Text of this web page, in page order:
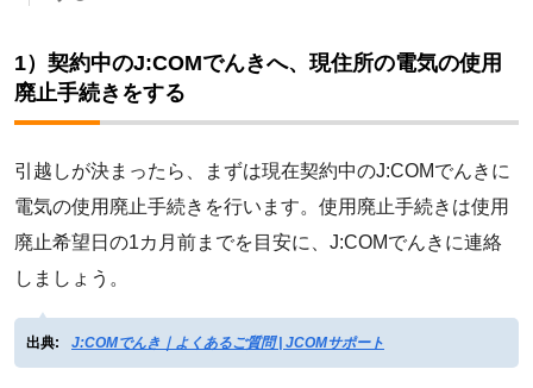
1）契約中のJ:COMでんきへ、現住所の電気の使用
廃止手続きをする
引越しが決まったら、まずは現在契約中のJ:COMでんきに
電気の使用廃止手続きを行います。使用廃止手続きは使用
廃止希望日の1カ月前までを目安に、J:COMでんきに連絡
しましょう。
出典: J:COMでんき｜よくあるご質問 | JCOMサポート